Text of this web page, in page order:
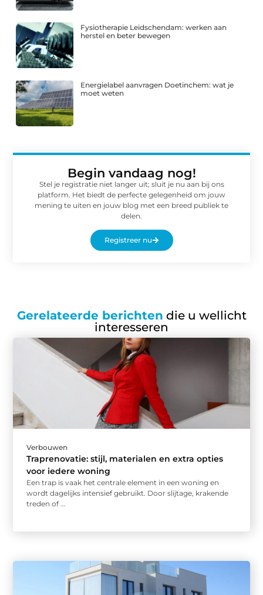
Fysiotherapie Leidschendam: werken aan
herstel en beter bewegen
Energielabel aanvragen Doetinchem: wat je
moet weten
Begin vandaag nog!
Stel je registratie niet langer uit; sluit je nu aan bij ons
platform. Het biedt de perfecte gelegenheid om jouw
mening te uiten en jouw blog met een breed publiek te
delen.
Registreer nu
Gerelateerde berichten die u wellicht
interesseren
Verbouwen
Traprenovatie: stijl, materialen en extra opties
voor iedere woning
Een trap is vaak het centrale element in een woning en
wordt dagelijks intensief gebruikt. Door slijtage, krakende
treden of ...